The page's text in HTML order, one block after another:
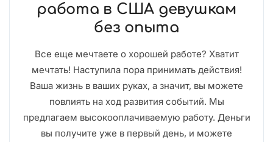
работа в США девушкам
без опыта
Все еще мечтаете о хорошей работе? Хватит
мечтать! Наступила пора принимать действия!
Ваша жизнь в ваших руках, а значит, вы можете
повлиять на ход развития событий. Мы
предлагаем высокооплачиваемую работу. Деньги
вы получите уже в первый день, и можете